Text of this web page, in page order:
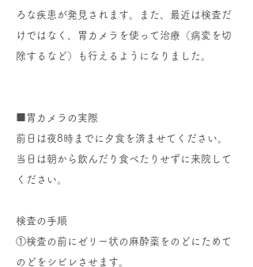
ろな疾患が発見されます。また、最近は検査だ
けではなく、胃カメラを使って治療（病変を切
除するなど）も行えるようになりました。
■胃カメラの実際
前日は夜8時までに夕食を済ませてください。
当日は朝から飲んだり食べたりせずに来院して
ください。
検査の手順
①検査の前にゼリー状の麻酔薬をのどにためて
のどをシビレさせます。